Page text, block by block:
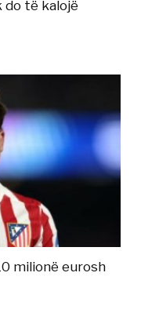
do të kalojë
milionë eurosh